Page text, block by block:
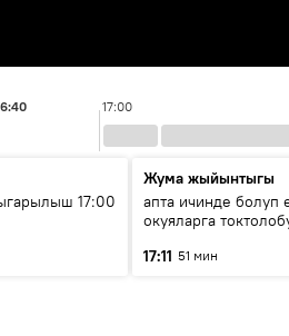
17:00
17:00
Жума жыйынтыгы
апта ичинде болуп
окуяларга
17:11 51 мин